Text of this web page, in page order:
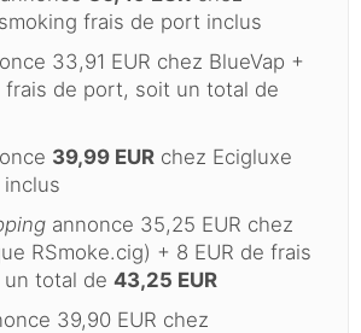
frais de port inclus
33,91 EUR chez BlueVap +
frais de port, soit un total de
39,99 EUR chez Ecigluxe
annonce 35,25 EUR chez
RSmoke.cig) + 8 EUR de frais
total de 43,25 EUR
39,90 EUR chez